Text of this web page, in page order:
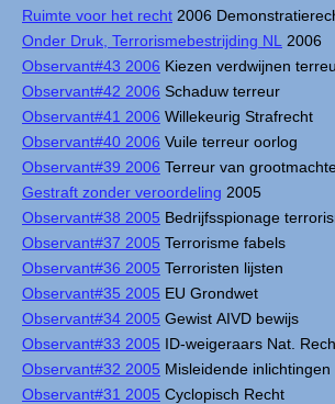
Ruimte voor het recht 2006
Onder Druk, Terrorismebestrijding NL
2006
Observant#43 2006 Kiezen verdwijnen
Observant#42 2006 Schaduw terreur
Observant#41 2006 Willekeurig Strafrecht
Observant#40 2006 Vuile terreur oorlog
Observant#39 2006 Terreur van
Gestraft zonder veroordeling 2005
Observant#38 2005 Bedrijfsspionage
Observant#37 2005 Terrorisme fabels
Observant#36 2005 Terroristen lijsten
Observant#35 2005 EU Grondwet
Observant#34 2005 Gewist AIVD bewijs
Observant#33 2005 ID-weigeraars Nat.
Observant#32 2005 Misleidende inlichtingen
Observant#31 2005 Cyclopisch Recht